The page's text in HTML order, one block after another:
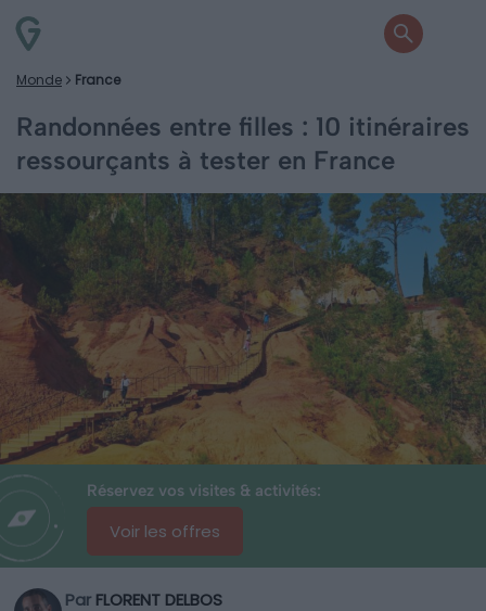
Monde France
Randonnées entre filles : 10 itinéraires
ressourçants à tester en France
Réservez vos visites & activités:
Voir les offres
Par FLORENT DELBOS